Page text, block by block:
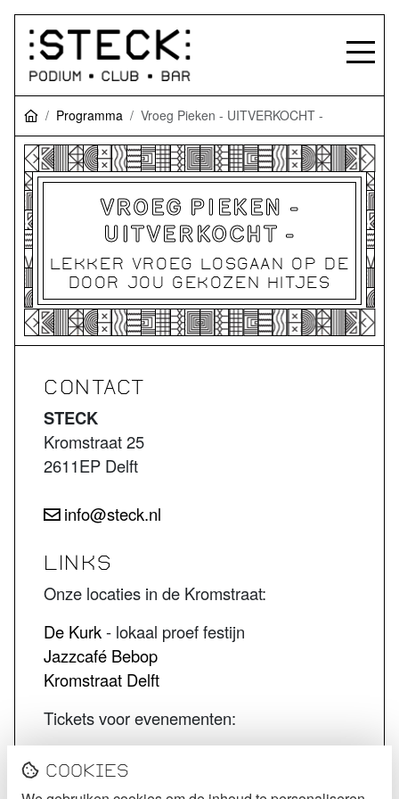
Programma Vroeg Pieken - UITVERKOCHT -
VROEG PIEKEN -
UITVERKOCHT -
LEKKER VROEG LOSGAAN OP DE
DOOR JOU GEKOZEN HITJES
CONTACT
STECK
Kromstraat 25
2611EP Delft
info@steck.nl
LINKS
Onze locaties in de Kromstraat:
De Kurk- lokaal proef festijn
Jazzcafé Bebop
Kromstraat Delft
Tickets voor evenementen:
De Kurk tickets
Cookies